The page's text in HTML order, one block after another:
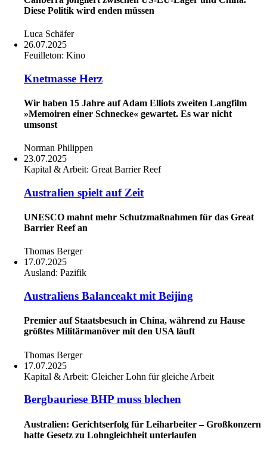
Diese Politik wird enden müssen
Luca Schäfer
26.07.2025
Feuilleton: Kino
Knetmasse Herz
Wir haben 15 Jahre auf Adam Elliots zweiten Langfilm
»Memoiren einer Schnecke« gewartet. Es war nicht
umsonst
Norman Philippen
23.07.2025
Kapital & Arbeit: Great Barrier Reef
Australien spielt auf Zeit
UNESCO mahnt mehr Schutzmaßnahmen für das Great
Barrier Reef an
Thomas Berger
17.07.2025
Ausland: Pazifik
Australiens Balanceakt mit Beijing
Premier auf Staatsbesuch in China, während zu Hause
größtes Militärmanöver mit den USA läuft
Thomas Berger
17.07.2025
Kapital & Arbeit: Gleicher Lohn für gleiche Arbeit
Bergbauriese BHP muss blechen
Australien: Gerichtserfolg für Leiharbeiter – Großkonzern
hatte Gesetz zu Lohngleichheit unterlaufen